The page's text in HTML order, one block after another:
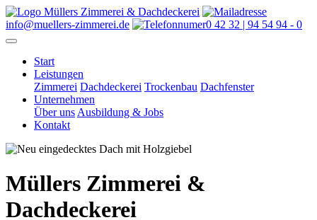
info@muellers-zimmerei.de 0 42 32 | 94 54 94 - 0
Start
Leistungen
Zimmerei Dachdeckerei Trockenbau Dachfenster
Unternehmen
Über uns Ausbildung & Jobs
Kontakt
Müllers Zimmerei &
Dachdeckerei